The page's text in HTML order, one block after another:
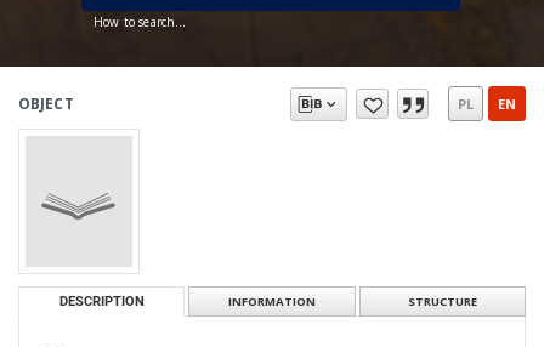
How to search...
OBJECT PL EN
DESCRIPTION INFORMATION STRUCTURE